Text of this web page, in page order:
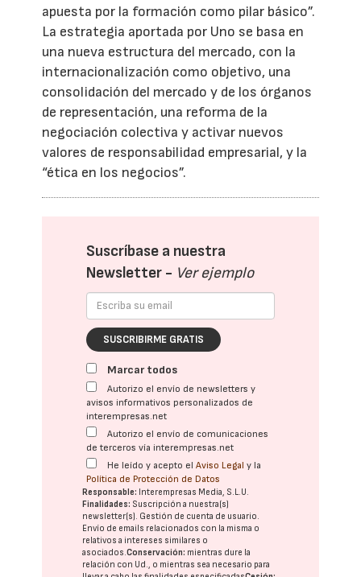
apuesta por la formación como pilar básico”.
La estrategia aportada por Uno se basa en
una nueva estructura del mercado, con la
internacionalización como objetivo, una
consolidación del mercado y de los órganos
de representación, una reforma de la
negociación colectiva y activar nuevos
valores de responsabilidad empresarial, y la
“ética en los negocios”.
Suscríbase a nuestra
Newsletter - Ver ejemplo
SUSCRIBIRME GRATIS
Marcar todos
Autorizo el envío de newsletters y
avisos informativos personalizados de
interempresas.net
Autorizo el envío de comunicaciones
de terceros vía interempresas.net
He leído y acepto elAviso Legal y la
Política de Protección de Datos
Responsable: Interempresas Media, S.L.U.
Finalidades: Suscripción a nuestra(s)
newsletter(s). Gestión de cuenta de usuario.
Envío de emails relacionados con la misma o
relativos a intereses similares o
asociados.Conservación: mientras dure la
relación con Ud., o mientras sea necesario para